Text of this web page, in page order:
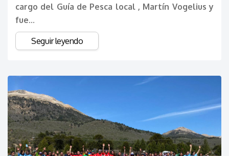
cargo del Guía de Pesca local , Martín Vogelius y
fue...
Seguir leyendo